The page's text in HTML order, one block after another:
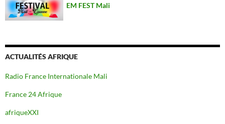
EM FEST Mali
ACTUALITÉS AFRIQUE
Radio France Internationale Mali
France 24 Afrique
afriqueXXI